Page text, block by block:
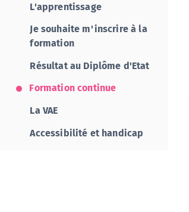
L'apprentissage
Je souhaite m'inscrire à la
formation
Résultat au Diplôme d'Etat
Formation continue
La VAE
Accessibilité et handicap